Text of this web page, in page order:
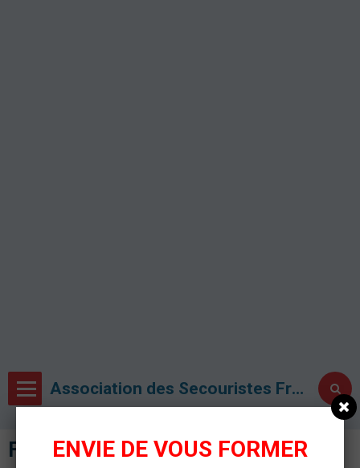
Association des Secouristes Français Croix Blanche de Metz
Flashdance - The musical !
ENVIE DE VOUS FORMER